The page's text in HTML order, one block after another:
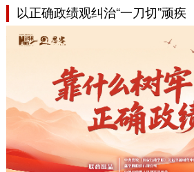
以正确政绩观纠治“一刀切”顽疾